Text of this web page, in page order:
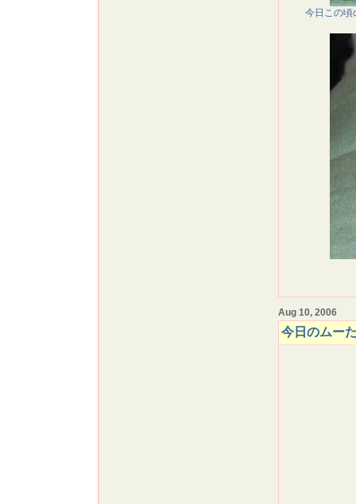
今日この頃
Aug 10, 2006
今日のムー